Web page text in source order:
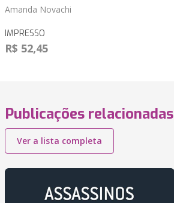
Amanda Novachi
IMPRESSO
R$ 52,45
Publicações relacionadas
Ver a lista completa